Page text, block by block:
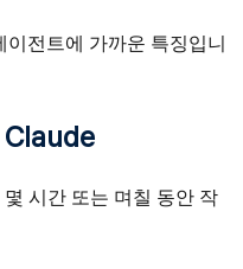
이전트에 가까운 특징입니
시간 또는 며칠 동안 작